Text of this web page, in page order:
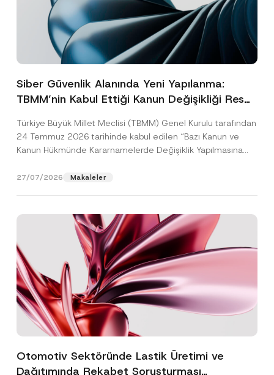
Siber Güvenlik Alanında Yeni Yapılanma:
TBMM’nin Kabul Ettiği Kanun Değişikliği Resmî
Türkiye Büyük Millet Meclisi (TBMM) Genel Kurulu tarafından
24 Temmuz 2026 tarihinde kabul edilen “Bazı Kanun ve
Kanun Hükmünde Kararnamelerde Değişiklik Yapılmasına
27/07/2026 Makaleler
Otomotiv Sektöründe Lastik Üretimi ve
Dağıtımında Rekabet Soruşturması